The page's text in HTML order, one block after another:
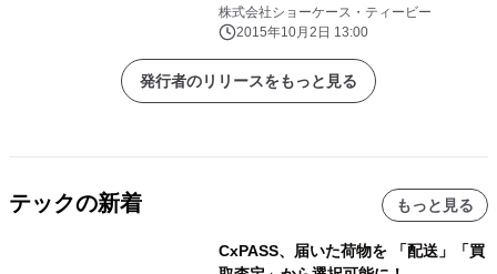
発売
株式会社ショーケース・ティービー
2015年10月2日 13:00
発行者のリリースをもっと見る
テックの新着 もっと見る
CxPASS、届いた荷物を 「配送」「買